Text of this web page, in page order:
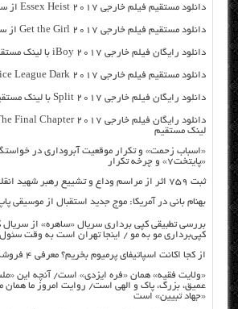
دانلود مستقیم فیلم خارجی Essex Heist 2017 از سرور سایت
دانلود مستقیم فیلم خارجی Get the Girl 2017 از سرور سایت
دانلود رایگان فیلم خارجی iBoy 2017 با لینک مستقیم
دانلود مستقیم فیلم خارجی Justice League Dark 2017 از سرور سایت
دانلود رایگان فیلم خارجی Split 2017 با لینک مستقیم
لینک مستقیم
«اسباب زحمت» و تکرار موقعیت آبروداری در
«پایتخت۷» و چرخه تکرار
ثبت ۷۵۹ اثر از مراسم وداع و تشییع رهبر شهید انقلاب
بهنام بانی در آمریکا: موج جدید استقبال از موسیقی
بررسی تطبیقی کپی برداری سریال «ساهره» از
کپی‌برداری مو به مو / اینجا تهران است به وقت سئول
از کجا اکانت اسپاتیفای پرمیوم بخریم؟ معرفی ۴ فروشگاه معتبر ایرانی
«ولایت فقیه» همان «فره ایزدی» است/ آنچه این
عمیق، بزرگ، پاک و الهی است/ روایت امروز ما
«جهاد تبیین» است